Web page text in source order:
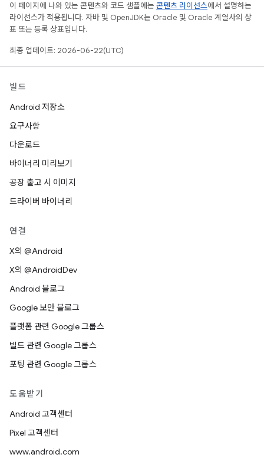
이 페이지에 나와 있는 콘텐츠와 코드 샘플에는 콘텐츠 라이선스에서 설명하는
라이선스가 적용됩니다. 자바 및 OpenJDK는 Oracle 및 Oracle 계열사의 상
표 또는 등록 상표입니다.
최종 업데이트: 2026-06-22(UTC)
빌드
Android 저장소
요구사항
다운로드
바이너리 미리보기
공장 출고 시 이미지
드라이버 바이너리
연결
X의 @Android
X의 @AndroidDev
Android 블로그
Google 보안 블로그
플랫폼 관련 Google 그룹스
빌드 관련 Google 그룹스
포팅 관련 Google 그룹스
도움받기
Android 고객센터
Pixel 고객센터
www.android.com